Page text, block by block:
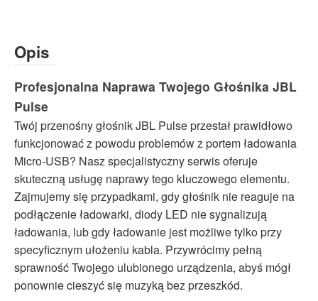
Opis
Profesjonalna Naprawa Twojego Głośnika JBL
Pulse
Twój przenośny głośnik JBL Pulse przestał prawidłowo
funkcjonować z powodu problemów z portem ładowania
Micro-USB? Nasz specjalistyczny serwis oferuje
skuteczną usługę naprawy tego kluczowego elementu.
Zajmujemy się przypadkami, gdy głośnik nie reaguje na
podłączenie ładowarki, diody LED nie sygnalizują
ładowania, lub gdy ładowanie jest możliwe tylko przy
specyficznym ułożeniu kabla. Przywrócimy pełną
sprawność Twojego ulubionego urządzenia, abyś mógł
ponownie cieszyć się muzyką bez przeszkód.